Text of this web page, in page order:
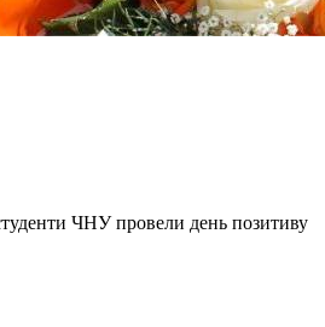
ЧНУ провели день позитиву